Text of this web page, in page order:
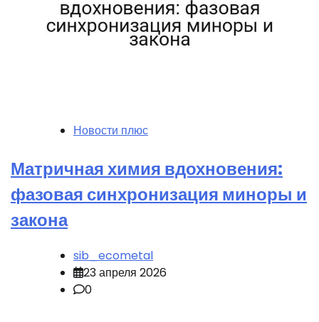
Новости плюс
Матричная химия вдохновения:
фазовая синхронизация миноры и
закона
sib_ecometal
23 апреля 2026
0